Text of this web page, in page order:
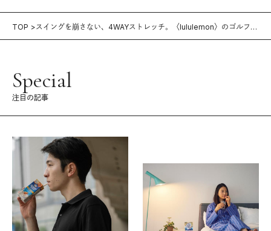
TOP
スイングを崩さない、4WAYストレッチ。〈lululemon〉のゴルフウ
Special
注目の記事